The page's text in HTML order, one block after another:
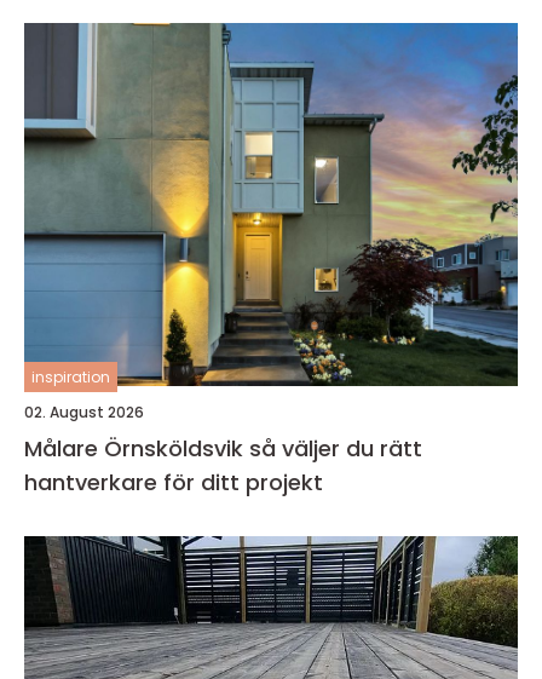
inspiration
02. August 2026
Målare Örnsköldsvik så väljer du rätt
hantverkare för ditt projekt